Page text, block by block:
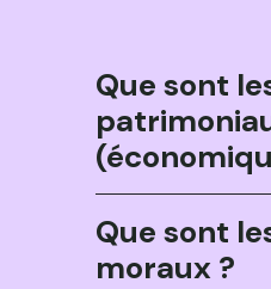
Que sont
Que sont
moraux ?